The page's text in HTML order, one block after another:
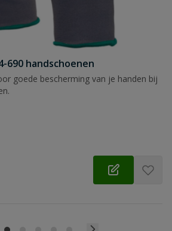
690 handschoenen
goede bescherming van je handen bij